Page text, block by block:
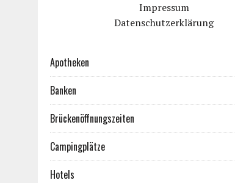
Impressum
Datenschutzerklärung
Apotheken
Banken
Brückenöffnungszeiten
Campingplätze
Hotels